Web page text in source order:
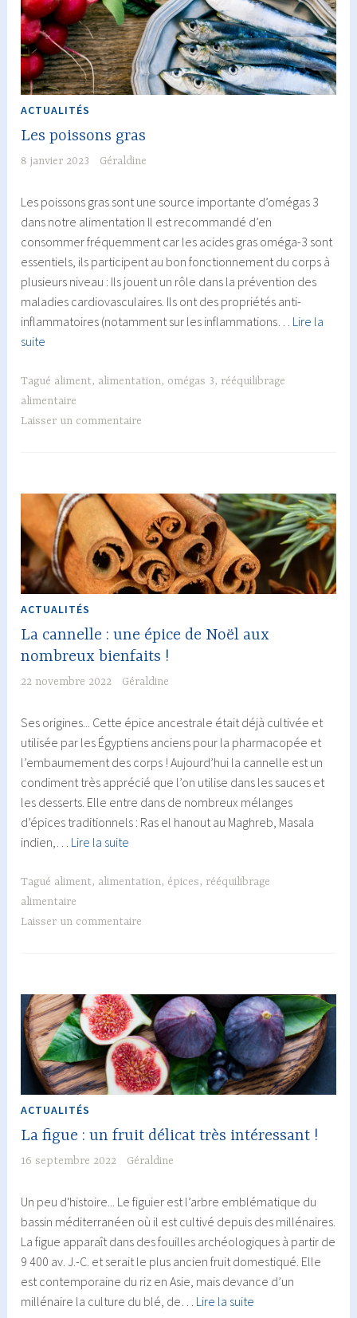
ACTUALITÉS
Les poissons gras
8 janvier 2023 Géraldine
Les poissons gras sont une source importante d’omégas 3
dans notre alimentation Il est recommandé d’en
consommer fréquemment car les acides gras oméga-3 sont
essentiels, ils participent au bon fonctionnement du corps à
plusieurs niveau : Ils jouent un rôle dans la prévention des
maladies cardiovasculaires. Ils ont des propriétés anti-
inflammatoires (notamment sur les inflammations… Lire la
suite
gras
Tagué aliment, alimentation, omégas 3, rééquilibrage
alimentaire
Laisser un commentaire
ACTUALITÉS
La cannelle : une épice de Noël aux
nombreux bienfaits !
22 novembre 2022 Géraldine
Ses origines... Cette épice ancestrale était déjà cultivée et
utilisée par les Égyptiens anciens pour la pharmacopée et
l’embaumement des corps ! Aujourd’hui la cannelle est un
condiment très apprécié que l’on utilise dans les sauces et
les desserts. Elle entre dans de nombreux mélanges
d’épices traditionnels : Ras el hanout au Maghreb, Masala
indien,… Lire la suite
:
épice
nombreux
bienfaits
!
Tagué aliment, alimentation, épices, rééquilibrage
alimentaire
Laisser un commentaire
ACTUALITÉS
La figue : un fruit délicat très intéressant !
16 septembre 2022 Géraldine
Un peu d'histoire... Le figuier est l’arbre emblématique du
bassin méditerranéen où il est cultivé depuis des millénaires.
La figue apparaît dans des fouilles archéologiques à partir de
9 400 av. J.-C. et serait le plus ancien fruit domestiqué. Elle
est contemporaine du riz en Asie, mais devance d’un
millénaire la culture du blé, de… Lire la suite